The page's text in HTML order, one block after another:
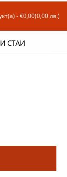
- €0,00(0,00 лв.)
СТАИ